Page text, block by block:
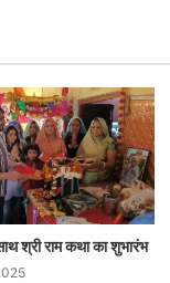
श्री राम कथा का शुभारंभ